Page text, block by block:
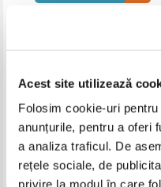
Acest site utilizează
Folosim cookie-uri
anunțurile, pentru a oferi
a analiza traficul. De
rețele sociale, de
privire la modul în care